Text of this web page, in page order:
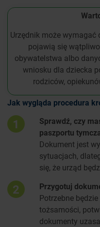
Urzędnik może
pojawią się
obywatelstwa albo
wniosku dla dziecka
rodziców,
Jak wygląda procedura
1
Sprawdź, czy
paszportu
Dokument jest
sytuacjach,
się, że urząd
2
Przygotuj
Potrzebne
tożsamości,
dokumenty